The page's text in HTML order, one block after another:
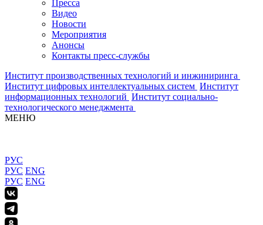
Пресса
Видео
Новости
Мероприятия
Анонсы
Контакты пресс-службы
Институт производственных технологий и инжиниринга
Институт цифровых интеллектуальных систем Институт
информационных технологий Институт социально-
технологического менеджмента
МЕНЮ
РУС
РУС ENG
РУС ENG